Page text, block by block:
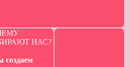
НАС?
создаем